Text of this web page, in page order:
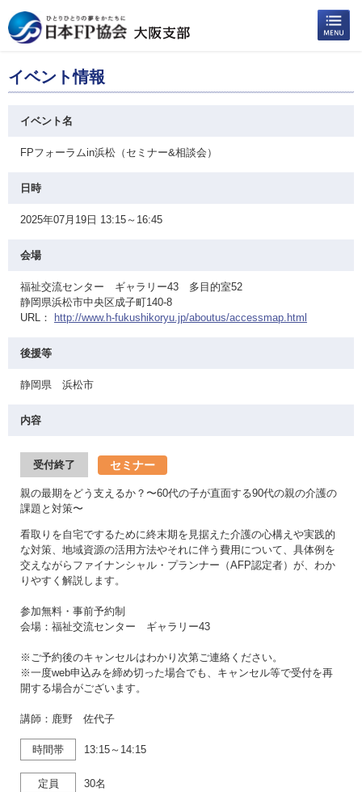
イベント情報
イベント名
FPフォーラムin浜松（セミナー&相談会）
日時
2025年07月19日 13:15～16:45
会場
福祉交流センター ギャラリー43 多目的室52
静岡県浜松市中央区成子町140-8
URL：
http://www.h-fukushikoryu.jp/aboutus/accessmap.html
後援等
静岡県 浜松市
内容
受付終了 セミナー
親の最期をどう支えるか？〜60代の子が直面する90代の親の介護の
課題と対策〜
看取りを自宅でするために終末期を見据えた介護の心構えや実践的
な対策、地域資源の活用方法やそれに伴う費用について、具体例を
交えながらファイナンシャル・プランナー（AFP認定者）が、わか
りやすく解説します。
参加無料・事前予約制
会場：福祉交流センター ギャラリー43
※ご予約後のキャンセルはわかり次第ご連絡ください。
※一度web申込みを締め切った場合でも、キャンセル等で受付を再
開する場合がございます。
講師：鹿野 佐代子
時間帯 13:15～14:15
定員 30名